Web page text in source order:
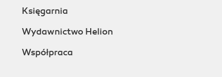
Księgarnia
Wydawnictwo Helion
Współpraca